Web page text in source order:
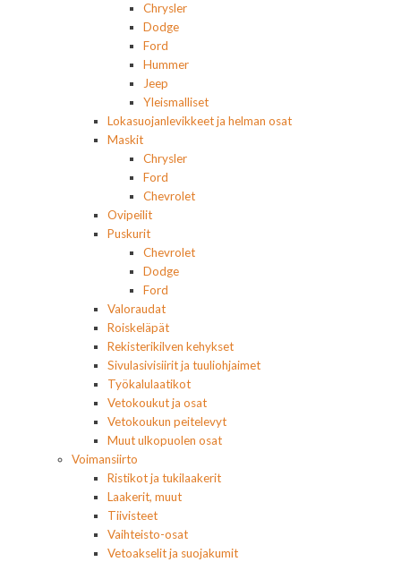
Chrysler
Dodge
Ford
Hummer
Jeep
Yleismalliset
Lokasuojanlevikkeet ja helman osat
Maskit
Chrysler
Ford
Chevrolet
Ovipeilit
Puskurit
Chevrolet
Dodge
Ford
Valoraudat
Roiskeläpät
Rekisterikilven kehykset
Sivulasivisiirit ja tuuliohjaimet
Työkalulaatikot
Vetokoukut ja osat
Vetokoukun peitelevyt
Muut ulkopuolen osat
Voimansiirto
Ristikot ja tukilaakerit
Laakerit, muut
Tiivisteet
Vaihteisto-osat
Vetoakselit ja suojakumit